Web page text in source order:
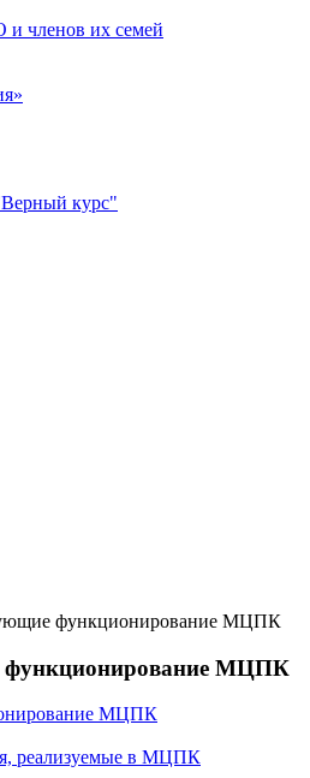
и членов их семей
курс"
функционирование МЦПК
функционирование МЦПК
МЦПК
реализуемые в МЦПК